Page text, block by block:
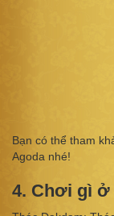
Bạn có thể tham
Agoda nhé!
4. Chơi gì